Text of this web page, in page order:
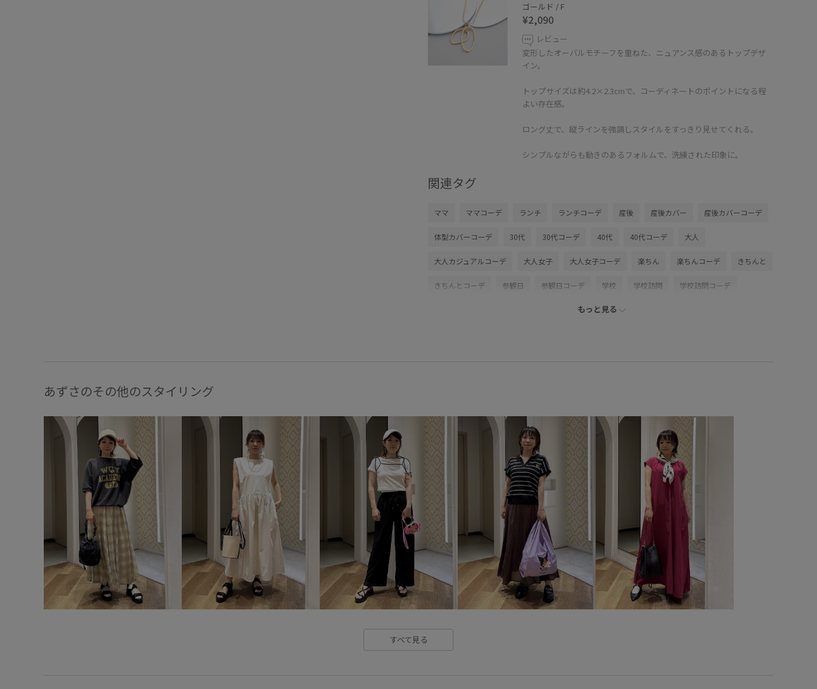
ゴールド / F
¥2,090
レビュー
変形したオーバルモチーフを重ねた、ニュアンス感のあるトップデザ
イン。
トップサイズは約4.2×2.3cmで、コーディネートのポイントになる程
よい存在感。
ロング丈で、縦ラインを強調しスタイルをすっきり見せてくれる。
シンプルながらも動きのあるフォルムで、洗練された印象に。
関連タグ
ママ ママコーデ ランチ ランチコーデ 産後 産後カバー 産後カバーコーデ
体型カバーコーデ 30代 30代コーデ 40代 40代コーデ 大人
大人カジュアルコーデ 大人女子 大人女子コーデ 楽ちん 楽ちんコーデ きちんと
きちんとコーデ 参観日 参観日コーデ 学校 学校訪問 学校訪問コーデ
低身長コーデ
ERA NEWERA キャップコーデ エラ エラコーデ バッグコーデ
ショルダーバッグ ショルダーバッグコーデ ナイキ
ブラック ブラックコーデ 黒 黒コーデ サンダルコーデ ネックレスコーデ
ゴールド ゴールドネックレス 初夏コーデ 運動会コーデ
お出かけコーデ 旅行コーデ アウトドアコーデ フェスコーデ
女子会コーデ 敬老の日ギフト スポーツミックス 大人カジュアル
メンズライク ROPÉ PICNIC ウェーブ イエベ秋 ノーマル トップス
パンツ チノパンツ バッグ ボディバッグ/ウエストポーチ
GDS16000
もっと見る
あずさのその他のスタイリング
すべて見る